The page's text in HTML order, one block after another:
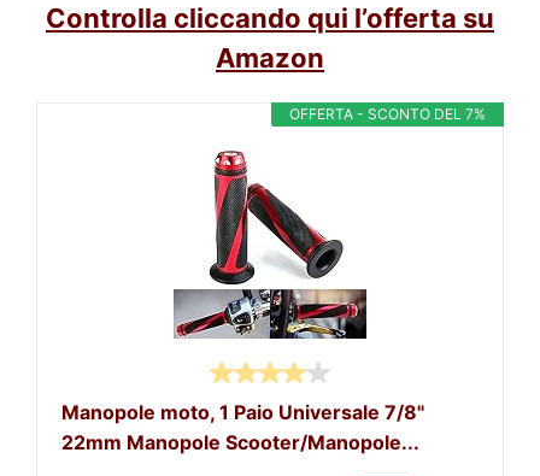
Controlla cliccando qui l’offerta su
Amazon
OFFERTA - SCONTO DEL 7%
Manopole moto, 1 Paio Universale 7/8"
22mm Manopole Scooter/Manopole...